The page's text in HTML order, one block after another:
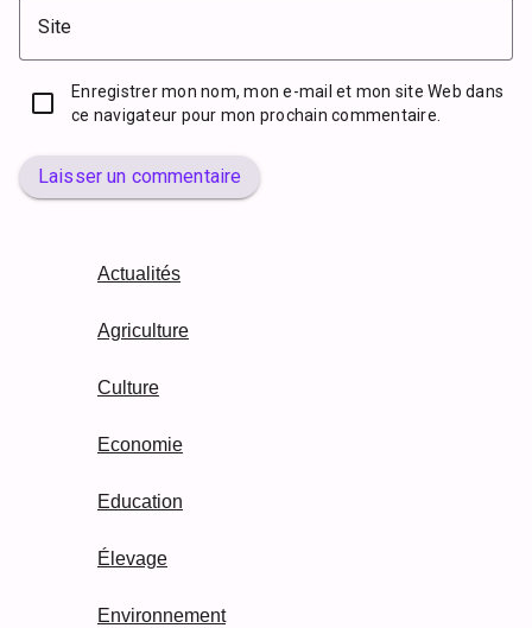
Site
Enregistrer mon nom, mon e-mail et mon site Web dans
ce navigateur pour mon prochain commentaire.
Laisser un commentaire
Actualités
Agriculture
Culture
Economie
Education
Élevage
Environnement